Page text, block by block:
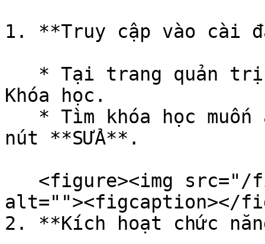
1. **Truy cập vào cài
Khóa học.
nút **SỬA**.
alt=""><figcaption></
2. **Kích hoạt chức